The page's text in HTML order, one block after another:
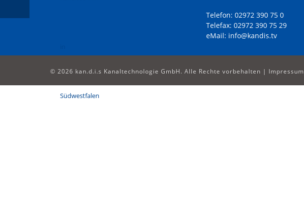
Telefon: 02972 390 75 0
Telefax: 02972 390 75 29
eMail: info@kandis.tv
© 2026 kan.d.i.s Kanaltechnologie GmbH. Alle Rechte vorbehalten | Impressum